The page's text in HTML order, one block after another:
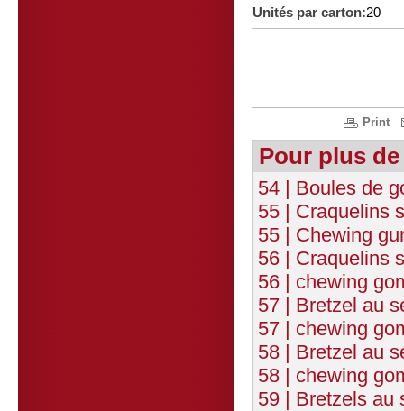
Unités par carton:20
Print
Pour plus
54 | Boules de
55 | Craquelins
55 | Chewing
56 | Craquelins
56 | chewing
57 | Bretzel au
57 | chewing
58 | Bretzel au
58 | chewing
59 | Bretzels au